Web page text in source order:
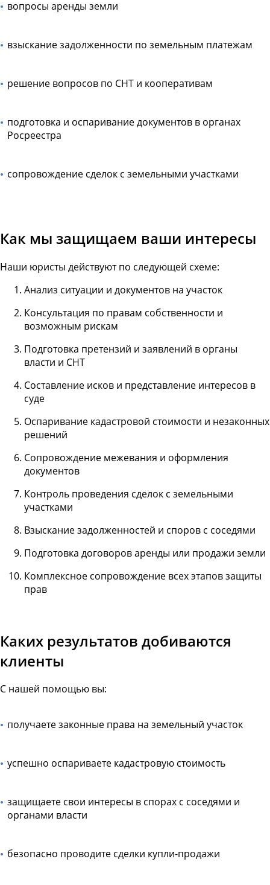
вопросы аренды земли
взыскание задолженности по земельным платежам
решение вопросов по СНТ и кооперативам
подготовка и оспаривание документов в органах
Росреестра
сопровождение сделок с земельными участками
Как мы защищаем ваши интересы
Наши юристы действуют по следующей схеме:
Анализ ситуации и документов на участок
Консультация по правам собственности и
возможным рискам
Подготовка претензий и заявлений в органы
власти и СНТ
Составление исков и представление интересов в
суде
Оспаривание кадастровой стоимости и незаконных
решений
Сопровождение межевания и оформления
документов
Контроль проведения сделок с земельными
участками
Взыскание задолженностей и споров с соседями
Подготовка договоров аренды или продажи земли
Комплексное сопровождение всех этапов защиты
прав
Каких результатов добиваются
клиенты
С нашей помощью вы:
получаете законные права на земельный участок
успешно оспариваете кадастровую стоимость
защищаете свои интересы в спорах с соседями и
органами власти
безопасно проводите сделки купли-продажи